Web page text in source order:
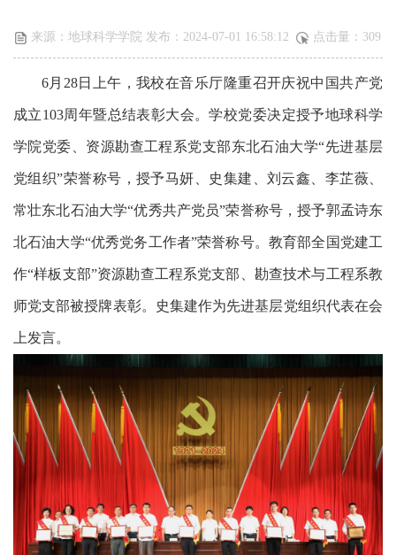
来源：地球科学学院 发布：2024-07-01 16:58:12 点击量： 309
6月 28日上午，我校在音乐厅隆重召开庆祝中国共产党
成立103周年暨总结表彰大会。学校党委决定授予地球科学
学院党委、 资源勘查工程系党支部东北石油大学“先进基层
党组织”荣誉称号 ，授予马妍 史集建、刘云鑫、李芷薇、
常壮东北石油大学“优秀共产党员”荣誉称号，授予郭孟诗东
北石油大学“优秀党务工作者”荣誉称号。 教育部全国党建工
作“样板支部”资源勘查工程系党支部、勘查技术与工程系教
师党支部被授牌表彰。史集建作为先进基层党组织代表在会
上发言。